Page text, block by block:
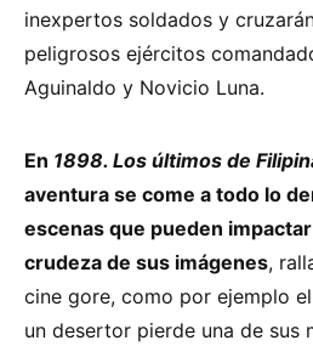
inexpertos soldados y
peligrosos ejércitos
Aguinaldo y Novicio Luna.
En 1898. Los últimos de
aventura se come a todo lo
escenas que pueden
crudeza de sus imágenes,
cine gore, como por ejemplo
un desertor pierde una de sus